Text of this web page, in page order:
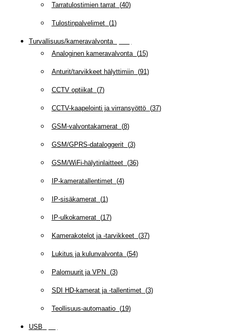
Tarratulostimien tarrat(40)
Tulostinpalvelimet(1 )
Turvallisuus/kameravalvonta(
Analoginen kameravalvonta(15)
Anturit/tarvikkeet hälyttimiin(91 )
CCTV optiikat(7)
CCTV-kaapelointi ja virransyöttö(37)
GSM-valvontakamerat(8)
GSM/GPRS-dataloggerit(3)
GSM/WiFi-hälytinlaitteet(36)
IP-kameratallentimet(4)
IP-sisäkamerat(1 )
IP-ulkokamerat(17)
Kamerakotelot ja -tarvikkeet(37)
Lukitus ja kulunvalvonta(54)
Palomuurit ja VPN (3)
SDI HD-kamerat ja -tallentimet(3)
Teollisuus-automaatio(19)
USB